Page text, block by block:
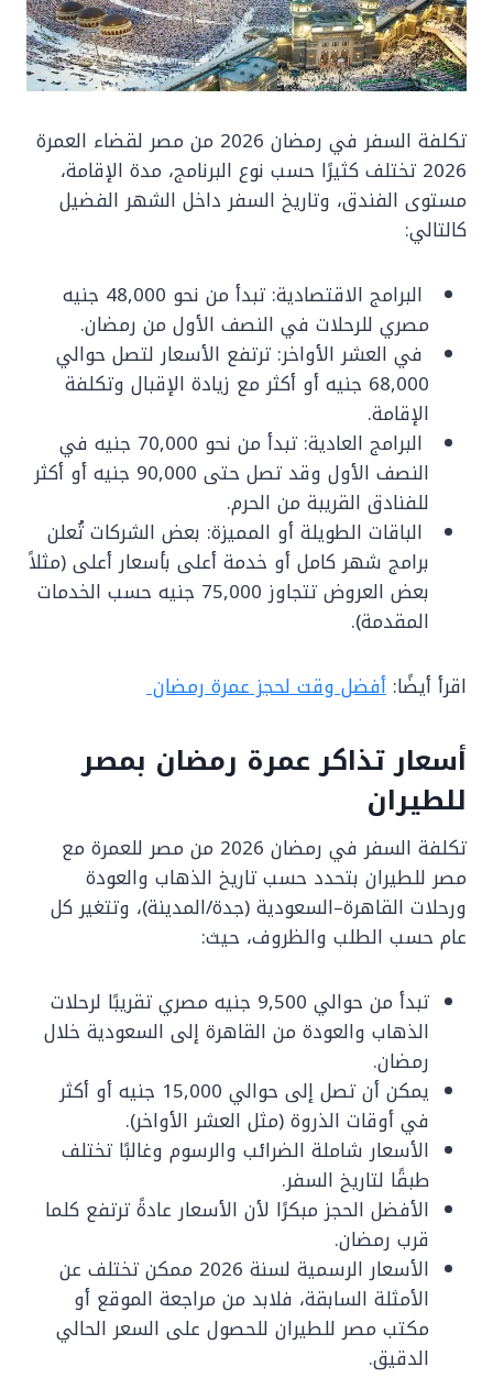
تكلفة السفر في رمضان 2026 من مصر لقضاء العمرة
2026 تختلف كثيرًا حسب نوع البرنامج، مدة الإقامة،
مستوى الفندق، وتاريخ السفر داخل الشهر الفضيل
كالتالي:
البرامج الاقتصادية: تبدأ من نحو 48,000 جنيه
مصري للرحلات في النصف الأول من رمضان.
في العشر الأواخر: ترتفع الأسعار لتصل حوالي
68,000 جنيه أو أكثر مع زيادة الإقبال وتكلفة
الإقامة.
البرامج العادية: تبدأ من نحو 70,000 جنيه في
النصف الأول وقد تصل حتى 90,000 جنيه أو أكثر
للفنادق القريبة من الحرم.
الباقات الطويلة أو المميزة: بعض الشركات تُعلن
برامج شهر كامل أو خدمة أعلى بأسعار أعلى (مثلاً
بعض العروض تتجاوز 75,000 جنيه حسب الخدمات
المقدمة).
اقرأ أيضًا: أفضل وقت لحجز عمرة رمضان
أسعار تذاكر عمرة رمضان بمصر
للطيران
تكلفة السفر في رمضان 2026 من مصر للعمرة مع
مصر للطيران بتحدد حسب تاريخ الذهاب والعودة
ورحلات القاهرة–السعودية (جدة/المدينة)، وتتغير كل
عام حسب الطلب والظروف، حيث:
تبدأ من حوالي 9,500 جنيه مصري تقريبًا لرحلات
الذهاب والعودة من القاهرة إلى السعودية خلال
رمضان.
يمكن أن تصل إلى حوالي 15,000 جنيه أو أكثر
في أوقات الذروة (مثل العشر الأواخر).
الأسعار شاملة الضرائب والرسوم وغالبًا تختلف
طبقًا لتاريخ السفر.
الأفضل الحجز مبكرًا لأن الأسعار عادةً ترتفع كلما
قرب رمضان.
الأسعار الرسمية لسنة 2026 ممكن تختلف عن
الأمثلة السابقة، فلابد من مراجعة الموقع أو
مكتب مصر للطيران للحصول على السعر الحالي
الدقيق.